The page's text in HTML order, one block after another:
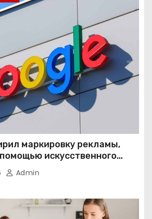
маркировку рекламы,
искусственного
Admin